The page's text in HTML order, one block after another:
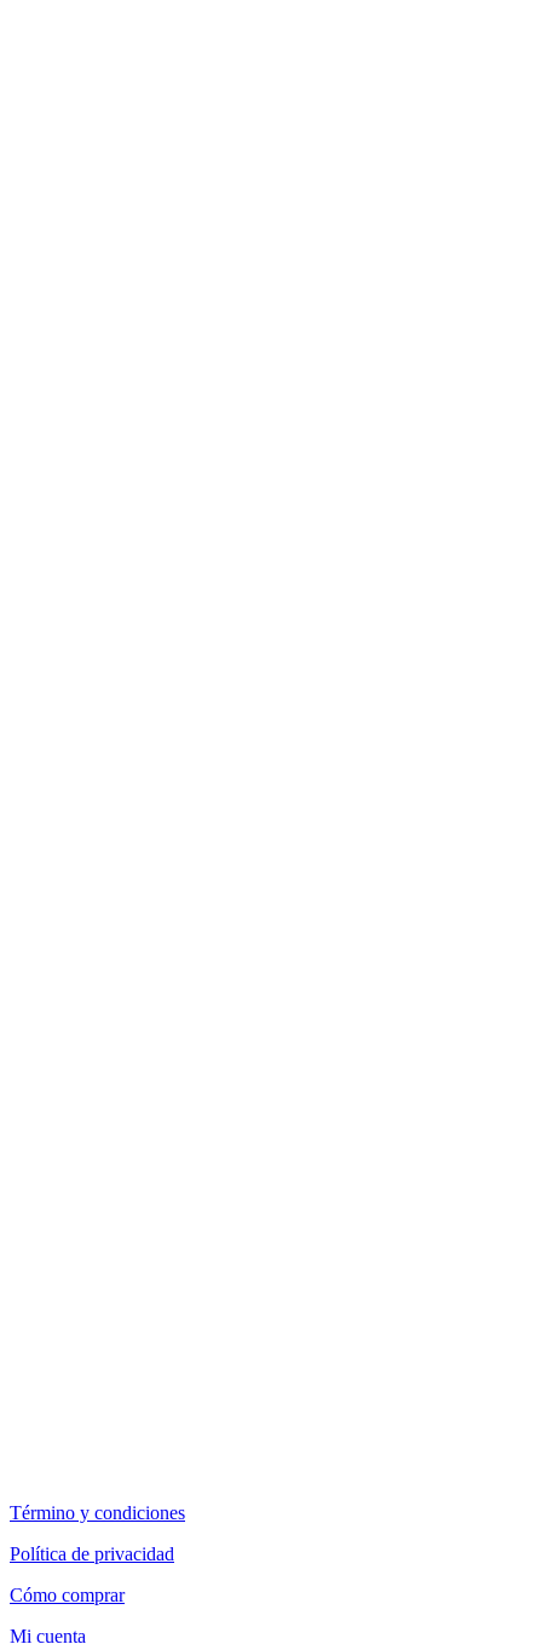
Término y condiciones
Política de privacidad
Cómo comprar
Mi cuenta